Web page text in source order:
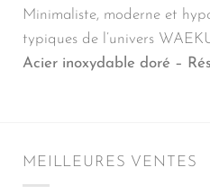
Minimaliste, moderne et
typiques de l’univers
Acier inoxydable doré –
MEILLEURES VENTES